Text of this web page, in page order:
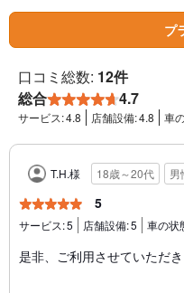
プ
口コミ総数: 12件
総合
4.7
サービス:4.8 店舗設備:4.8 車
T.H.様 18歳～20代 男
5
サービス:5 店舗設備:5 車の状
是非、ご利用させていただ